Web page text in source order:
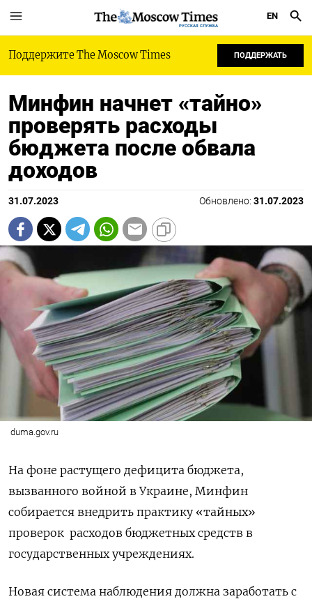
РУССКАЯ СЛУЖБА
EN
Поддержите The Moscow Times ПОДДЕРЖАТЬ
Минфин начнет «тайно»
проверять расходы
бюджета после обвала
доходов
31.07.2023 Обновлено: 31.07.2023
duma.gov.ru
На фоне растущего дефицита бюджета,
вызванного войной в Украине, Минфин
собирается внедрить практику «тайных»
проверок расходов бюджетных средств в
государственных учреждениях.
Новая система наблюдения должна заработать с